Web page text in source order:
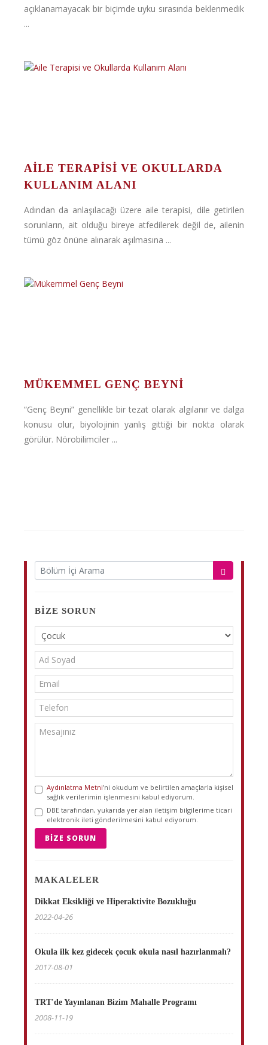
açıklanamayacak bir biçimde uyku sırasında beklenmedik
...
AILE TERAPISI VE OKULLARDA
KULLANIM ALANI
Adından da anlaşılacağı üzere aile terapisi, dile getirilen
sorunların, ait olduğu bireye atfedilerek değil de, ailenin
tümü göz önüne alınarak aşılmasına ...
MÜKEMMEL GENÇ BEYNI
“Genç Beyni” genellikle bir tezat olarak algılanır ve dalga
konusu olur, biyolojinin yanlış gittiği bir nokta olarak
görülür. Nörobilimciler ...
BIZE SORUN
Aydınlatma Metni’ni okudum ve belirtilen amaçlarla kişisel
sağlık verilerimin işlenmesini kabul ediyorum.
DBE tarafından, yukarıda yer alan iletişim bilgilerime ticari
elektronik ileti gönderilmesini kabul ediyorum.
BIZE SORUN
MAKALELER
Dikkat Eksikliği ve Hiperaktivite Bozukluğu
2022-04-26
Okula ilk kez gidecek çocuk okula nasıl hazırlanmalı?
2017-08-01
TRT'de Yayınlanan Bizim Mahalle Programı
2008-11-19